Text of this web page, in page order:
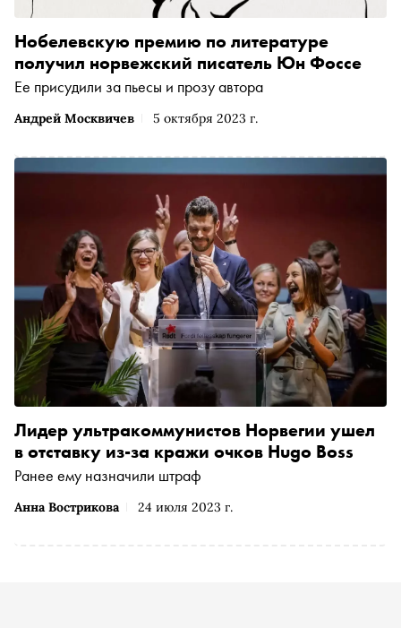
Андрей Москвичев 5 октября 2023 г.
Нобелевскую премию по литературе
получил норвежский писатель Юн Фоссе
Ее присудили за пьесы и прозу автора
Анна Вострикова 24 июля 2023 г.
Лидер ультракоммунистов Норвегии ушел
в отставку из-за кражи очков Hugo Boss
Ранее ему назначили штраф